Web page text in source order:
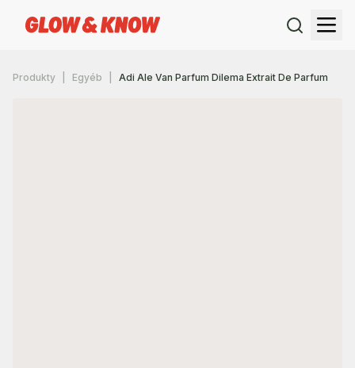
Produkty Egyéb Adi Ale Van Parfum Dilema Extrait De Parfum